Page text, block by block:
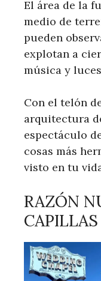
El área de la
medio de
pueden
explotan a
música y
Con el telón
arquitectura
espectáculo
cosas más
visto en tu
RAZÓN